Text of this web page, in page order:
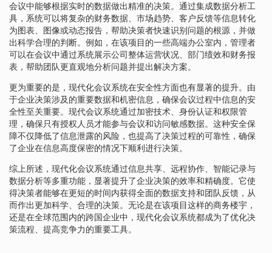
会议中能够根据实时的数据做出精准的决策。通过集成数据分析工
具，系统可以将复杂的财务数据、市场趋势、客户反馈等信息转化
为图表、图像或动态报告，帮助决策者快速识别问题的根源，并做
出科学合理的判断。例如，在该项目的一些高端办公室内，管理者
可以在会议中通过系统展示公司整体运营状况、部门绩效和财务报
表，帮助团队更直观地分析问题并提出解决方案。
更为重要的是，现代化会议系统在安全性方面也有显著的提升。由
于企业决策涉及的重要数据和机密信息，确保会议过程中信息的安
全性至关重要。现代会议系统通过加密技术、身份认证和权限管
理，确保只有授权人员才能参与会议和访问敏感数据。这种安全保
障不仅降低了信息泄露的风险，也提高了决策过程的可靠性，确保
了企业在信息高度保密的情况下顺利进行决策。
综上所述，现代化会议系统通过信息共享、远程协作、智能记录与
数据分析等多重功能，显著提升了企业决策的效率和精确度。它使
得决策者能够在更短的时间内获得全面的数据支持和团队反馈，从
而作出更加科学、合理的决策。无论是在该项目这样的商务楼宇，
还是在全球范围内的跨国企业中，现代化会议系统都成为了优化决
策流程、提高竞争力的重要工具。